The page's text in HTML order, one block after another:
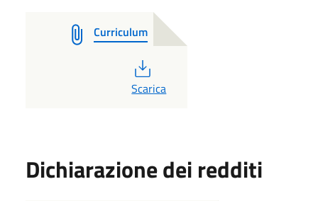
Curriculum
PDF
Scarica
Dichiarazione dei redditi